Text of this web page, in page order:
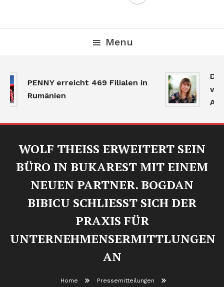
Menu
PENNY erreicht 469 Filialen in
Rumänien
WOLF THEISS ERWEITERT SEIN
BÜRO IN BUKAREST MIT EINEM
NEUEN PARTNER. BOGDAN
BIBICU SCHLIESST SICH DER
PRAXIS FÜR
UNTERNEHMENSERMITTLUNGEN
AN
Home
Pressemitteilungen